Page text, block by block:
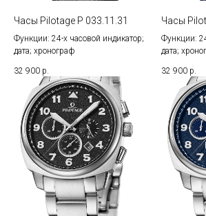
Часы Pilotage P 033.11.31
Функции: 24-х часовой индикатор;
дата; хронограф
32 900 р.
Часы
Функции:
дата;
32 900 р.